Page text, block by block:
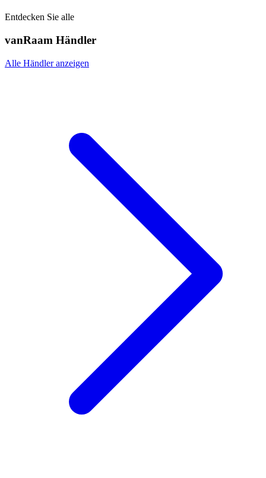
Entdecken Sie alle
vanRaam Händler
Alle Händler anzeigen